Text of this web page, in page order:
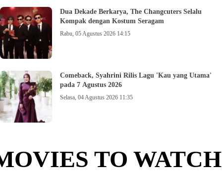
Dua Dekade Berkarya, The Changcuters Selalu
Kompak dengan Kostum Seragam
Rabu, 05 Agustus 2026 14:15
Comeback, Syahrini Rilis Lagu 'Kau yang Utama'
pada 7 Agustus 2026
Selasa, 04 Agustus 2026 11:35
TO WATCH